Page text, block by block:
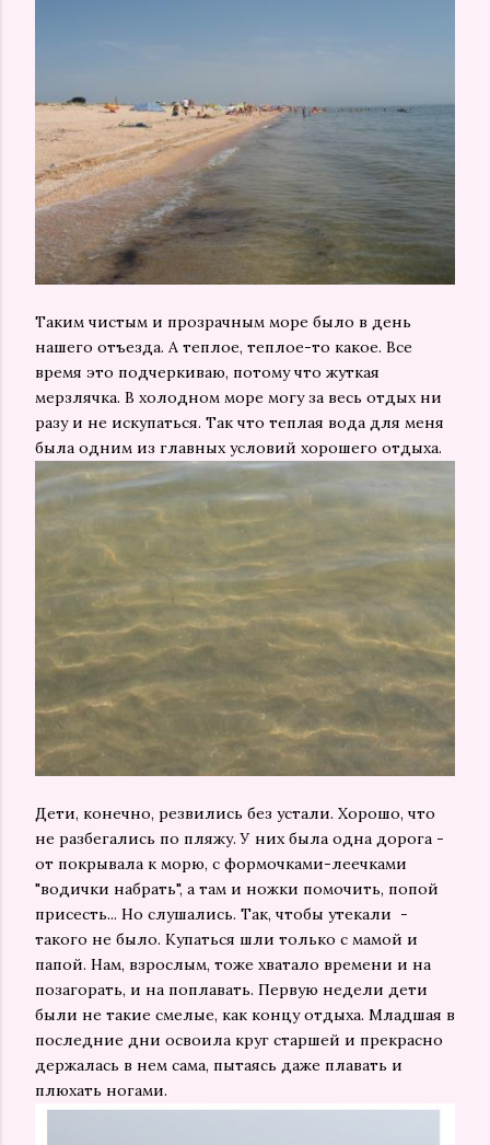
Таким чистым и прозрачным море было в день
нашего отъезда. А теплое, теплое-то какое. Все
время это подчеркиваю, потому что жуткая
мерзлячка. В холодном море могу за весь отдых ни
разу и не искупаться. Так что теплая вода для меня
была одним из главных условий хорошего отдыха.
Дети, конечно, резвились без устали. Хорошо, что
не разбегались по пляжу. У них была одна дорога -
от покрывала к морю, с формочками-леечками
"водички набрать", а там и ножки помочить, попой
присесть... Но слушались. Так, чтобы утекали -
такого не было. Купаться шли только с мамой и
папой. Нам, взрослым, тоже хватало времени и на
позагорать, и на поплавать. Первую недели дети
были не такие смелые, как концу отдыха. Младшая в
последние дни освоила круг старшей и прекрасно
держалась в нем сама, пытаясь даже плавать и
плюхать ногами.